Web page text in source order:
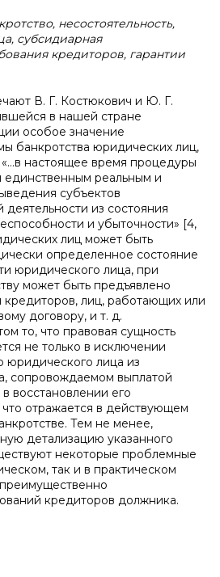
несостоятельность,
субсидиарная
кредиторов, гарантии
В. Г. Костюкович и Ю. Г.
в нашей стране
особое значение
банкротства юридических лиц,
«…в настоящее время процедуры
единственным реальным и
субъектов
из состояния
и убыточности» [4,
лиц может быть
определенное состояние
юридического лица, при
может быть предъявлено
кредиторов, лиц, работающих или
договору, и т. д.
то, что правовая сущность
не только в исключении
юридического лица из
сопровождаемом выплатой
восстановлении его
отражается в действующем
Тем не менее,
детализацию указанного
некоторые проблемные
так и в практическом
кредиторов должника.